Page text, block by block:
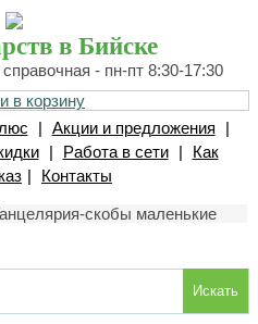
в Бийске
- пн-пт 8:30-17:30
в корзину
| Акции и предложения
|
| Работа в сети |
Как
| Контакты
скобы маленькие
Искать